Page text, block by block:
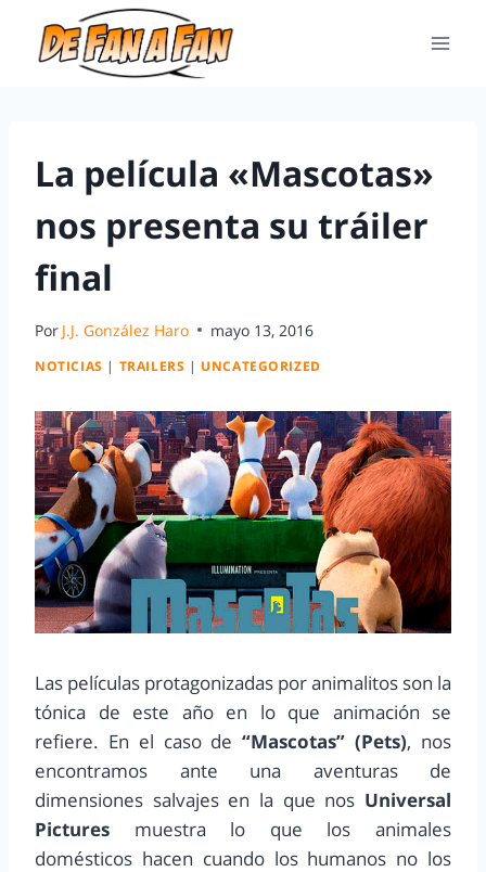
La película «Mascotas»
nos presenta su tráiler
final
Por J.J. González Haro mayo 13, 2016
NOTICIAS | TRAILERS | UNCATEGORIZED
Las películas protagonizadas por animalitos son la
tónica de este año en lo que animación se
refiere. En el caso de“Mascotas” (Pets), nos
encontramos ante una aventuras de
dimensiones salvajes en la que nos Universal
Pictures muestra lo que los animales
domésticos hacen cuando los humanos no los